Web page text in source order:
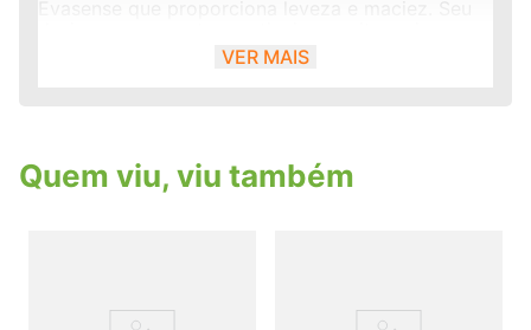
flexibilidade e as texturas em pontos estratégicos
dão maior aderência e segurança para a sua
VER MAIS
Quem viu, viu também